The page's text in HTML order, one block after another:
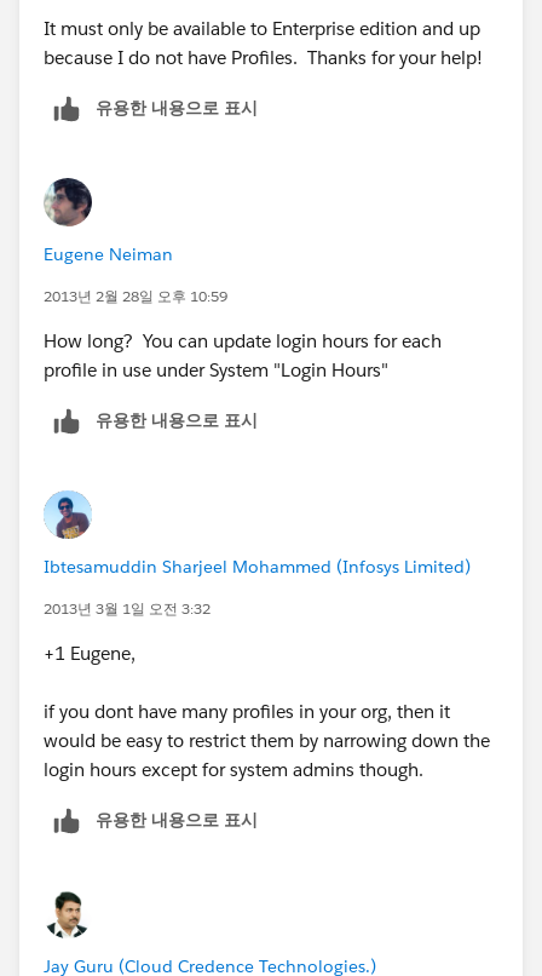
It must only be available to Enterprise edition and up
because I do not have Profiles. Thanks for your help!
유용한 내용으로 표시
Eugene Neiman
2013년 2월 28일 오후 10:59
How long? You can update login hours for each
profile in use under System "Login Hours"
유용한 내용으로 표시
Ibtesamuddin Sharjeel Mohammed (Infosys Limited)
2013년 3월 1일 오전 3:32
+1 Eugene,
if you dont have many profiles in your org, then it
would be easy to restrict them by narrowing down the
login hours except for system admins though.
유용한 내용으로 표시
Jay Guru (Cloud Credence Technologies.)